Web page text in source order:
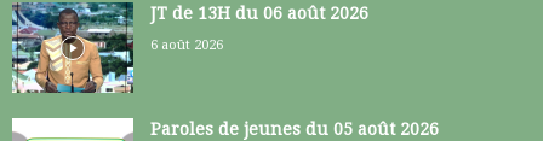
JT de 13H du 06 août 2026
6 août 2026
Paroles de jeunes du 05 août 2026